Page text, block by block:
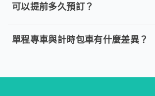
可以提前多久預訂？
單程專車與計時包車有什麼差異？